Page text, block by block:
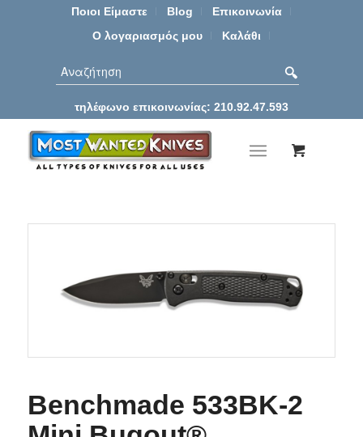
Ποιοι Είμαστε Blog
Επικοινωνία
Ο λογαριασμός μου
Καλάθι
τηλέφωνο επικοινωνίας: 210.92.47.593
Benchmade 533BK-2